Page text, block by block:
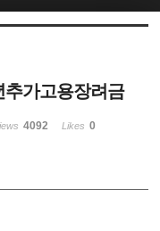
가고용장려금
4092 Likes 0
북5
5